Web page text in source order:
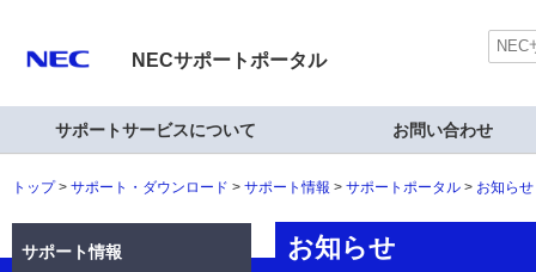
NECサポートポータル
サポートサービスについて お問い合わせ
トップ サポート・ダウンロード サポート情報 サポートポータル お知ら
お知らせ
サポート情報